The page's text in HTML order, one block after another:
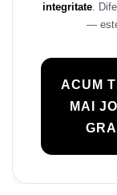
integritate.
—
ACUM
MAI